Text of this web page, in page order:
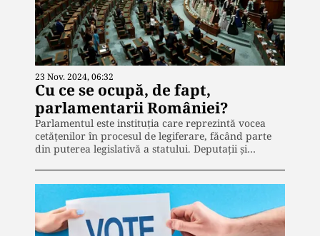
23 Nov. 2024, 06:32
Cu ce se ocupă, de fapt,
parlamentarii României?
Parlamentul este instituția care reprezintă vocea
cetățenilor în procesul de legiferare, făcând parte
din puterea legislativă a statului. Deputații și…